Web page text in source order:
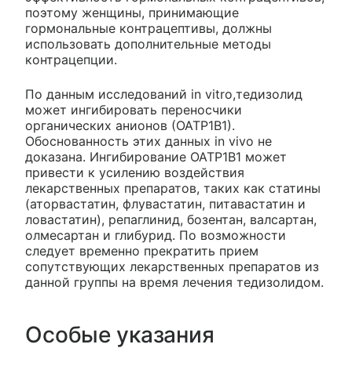
поэтому женщины, принимающие
гормональные контрацептивы, должны
использовать дополнительные методы
контрацепции.
По данным исследований in vitro,тедизолид
может ингибировать переносчики
органических анионов (ОАТР1В1).
Обоснованность этих данных in vivo не
доказана. Ингибирование ОАТР1В1 может
привести к усилению воздействия
лекарственных препаратов, таких как статины
(аторвастатин, флувастатин, питавастатин и
ловастатин), репаглинид, бозентан, валсартан,
олмесартан и глибурид. По возможности
следует временно прекратить прием
сопутствующих лекарственных препаратов из
данной группы на время лечения тедизолидом.
Особые указания